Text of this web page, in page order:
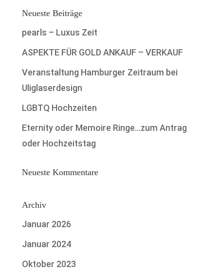
Neueste Beiträge
pearls – Luxus Zeit
ASPEKTE FÜR GOLD ANKAUF – VERKAUF
Veranstaltung Hamburger Zeitraum bei
Uliglaserdesign
LGBTQ Hochzeiten
Eternity oder Memoire Ringe…zum Antrag
oder Hochzeitstag
Neueste Kommentare
Archiv
Januar 2026
Januar 2024
Oktober 2023